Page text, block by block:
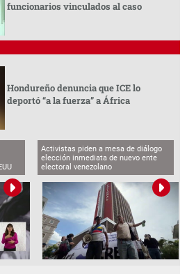
funcionarios vinculados al caso
Hondureño denuncia que ICE lo
deportó “a la fuerza” a África
Activistas piden a mesa de diálogo
elección inmediata de nuevo ente
electoral venezolano